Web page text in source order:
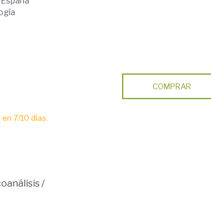
7/10 días.
COMPRAR
/